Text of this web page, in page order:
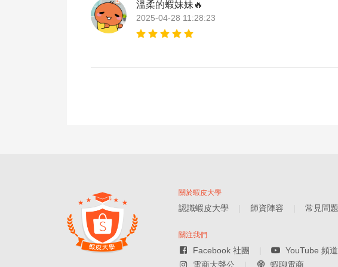
溫柔的蝦妹妹🔥
2025-04-28 11:28:23
關於蝦皮大學
認識蝦皮大學 師資陣容 常見問題
關注我們
Facebook 社團 YouTube 頻道
電商大聲公
蝦聊電商